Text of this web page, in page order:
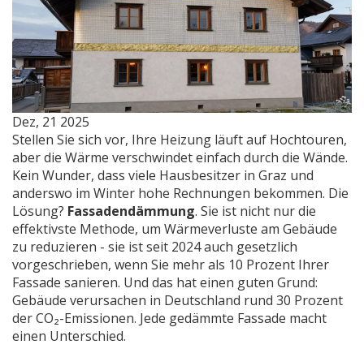
Dez, 21 2025
Stellen Sie sich vor, Ihre Heizung läuft auf Hochtouren,
aber die Wärme verschwindet einfach durch die Wände.
Kein Wunder, dass viele Hausbesitzer in Graz und
anderswo im Winter hohe Rechnungen bekommen. Die
Lösung? Fassadendämmung. Sie ist nicht nur die
effektivste Methode, um Wärmeverluste am Gebäude
zu reduzieren - sie ist seit 2024 auch gesetzlich
vorgeschrieben, wenn Sie mehr als 10 Prozent Ihrer
Fassade sanieren. Und das hat einen guten Grund:
Gebäude verursachen in Deutschland rund 30 Prozent
der CO₂-Emissionen. Jede gedämmte Fassade macht
einen Unterschied.